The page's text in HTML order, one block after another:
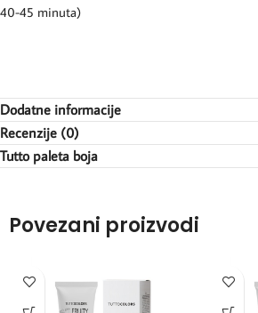
40-45 minuta)
Dodatne informacije
Recenzije (0)
Tutto paleta boja
Povezani proizvodi